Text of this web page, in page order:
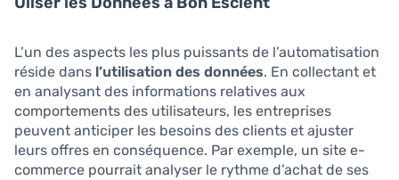
L’un des aspects les plus puissants de l’automatisation
réside dans l’utilisation des données. En collectant et
en analysant des informations relatives aux
comportements des utilisateurs, les entreprises
peuvent anticiper les besoins des clients et ajuster
leurs offres en conséquence. Par exemple, un site e-
commerce pourrait analyser le rythme d’achat de ses